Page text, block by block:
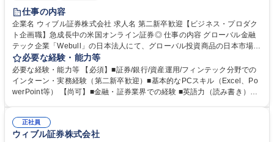
仕事の内容
企業名 ウィブル証券株式会社 求人名 第二新卒歓迎【ビジネス・プロダク
ト企画職】急成長中の米国オンライン証券◎ 仕事の内容 グローバル金融
テック企業「Webull」の日本法人にて、グローバル投資商品の日本市場向
け企画・運営戦略の推進、ステークホルダーとの関係構築、規制対応等ご
担当いただきます。 【業務の詳細】■株式・投信・債券等の新サービス企
画・改善 ■証券取引所や金融機関等との関係構築 ■商品戦略策定およびプ
ロダクトデザインのリード ■法規制に適合した社内ルール・業務プロセス
クト企画職】急成長中の米国オンライン証券◎
必要な経験・能力等
必要な経験・能力等 【必須】■証券/銀行/資産運用/フィンテック分野での
インターン・実務経験（第二新卒歓迎）■基本的なPCスキル（Excel、Po
werPoint等） 【尚可】■金融・証券業界での経験 ■英語力（読み書き）
■設立10年足らずで米国第2位のオンライン証券へ急成長中のWebullグル
ープ ■四半期評価制度で頑張りが昇進・昇格に直結／挑戦機会が豊富 ■中
正社員
ウィブル証券株式会社